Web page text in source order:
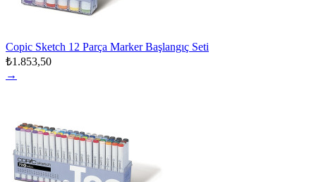
Copic Sketch 12 Parça Marker Başlangıç Seti
₺1.853,50
→